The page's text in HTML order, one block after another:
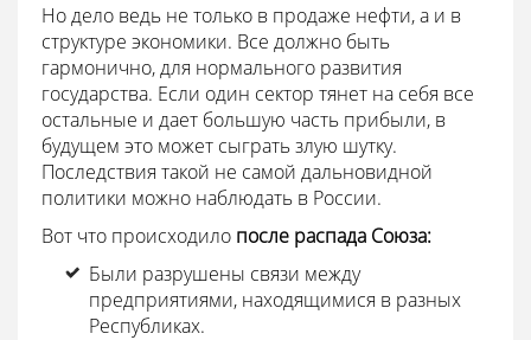
Но дело ведь не только в продаже нефти, а и в
структуре экономики. Все должно быть
гармонично, для нормального развития
государства. Если один сектор тянет на себя все
остальные и дает большую часть прибыли, в
будущем это может сыграть злую шутку.
Последствия такой не самой дальновидной
политики можно наблюдать в России.
Вот что происходило после распада Союза:
Были разрушены связи между
предприятиями, находящимися в разных
Республиках.